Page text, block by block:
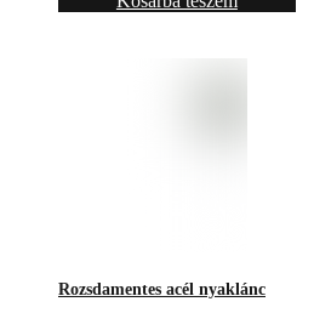
Rozsdamentes acél nyaklánc